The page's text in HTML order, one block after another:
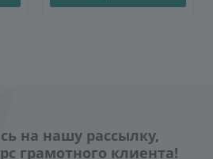
на нашу рассылку,
грамотного клиента!